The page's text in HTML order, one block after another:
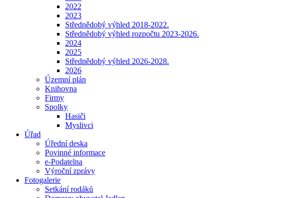
2022
2023
Střednědobý výhled 2018-2022.
Střednědobý výhled rozpočtu 2023-2026.
2024
2025
Střednědobý výhled 2026-2028.
2026
Územní plán
Knihovna
Firmy
Spolky
Hasiči
Myslivci
Úřad
Úřední deska
Povinné informace
e-Podatelna
Výroční zprávy
Fotogalerie
Setkání rodáků